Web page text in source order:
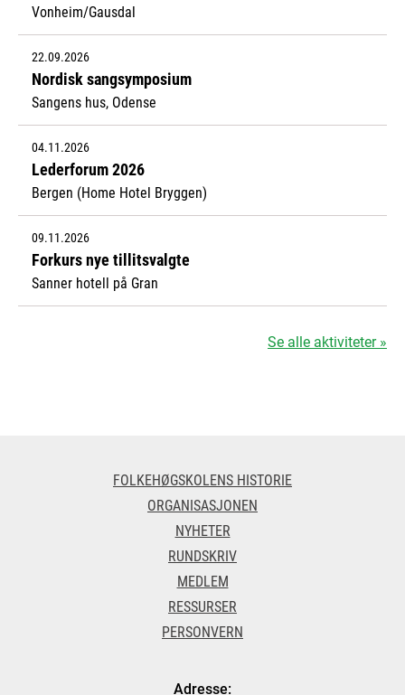
Vonheim/Gausdal
22.09.2026
Nordisk sangsymposium
Sangens hus, Odense
04.11.2026
Lederforum 2026
Bergen (Home Hotel Bryggen)
09.11.2026
Forkurs nye tillitsvalgte
Sanner hotell på Gran
Se alle aktiviteter »
FOLKEHØGSKOLENS HISTORIE
ORGANISASJONEN
NYHETER
RUNDSKRIV
MEDLEM
RESSURSER
PERSONVERN
Adresse: